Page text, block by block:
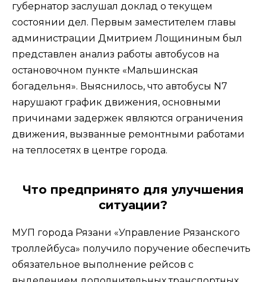
губернатор заслушал доклад о текущем
состоянии дел. Первым заместителем главы
администрации Дмитрием Лощининым был
представлен анализ работы автобусов на
остановочном пункте «Мальшинская
богадельня». Выяснилось, что автобусы N7
нарушают график движения, основными
причинами задержек являются ограничения
движения, вызванные ремонтными работами
на теплосетях в центре города.
Что предпринято для улучшения
ситуации?
МУП города Рязани «Управление Рязанского
троллейбуса» получило поручение обеспечить
обязательное выполнение рейсов с